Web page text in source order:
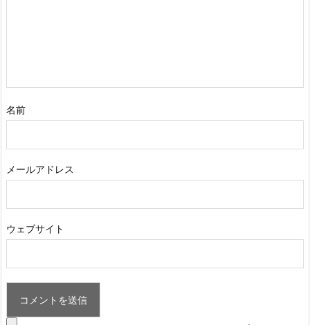
名前
メールアドレス
ウェブサイト